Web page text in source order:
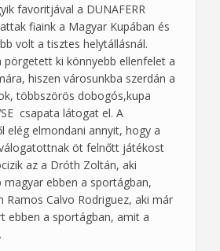
favoritjával a DUNAFERR
fiaink a Magyar Kupában és
volt a tisztes helytállásnál.
pörgetett ki könnyebb ellenfelet a
hiszen városunkba szerdán a
többszörös dobogós,kupa
csapata látogat el. A
elég elmondani annyit, hogy a
öt felnőtt játékost
az a Dróth Zoltán, aki
magyar ebben a sportágban,
Ramos Calvo Rodriguez, aki már
ebben a sportágban, amit a